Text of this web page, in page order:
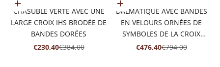
Ajouter au panier
CHASUBLE VERTE AVEC UNE
LARGE CROIX IHS BRODÉE DE
BANDES DORÉES
PRIX DE VENTE
€230,40PRIX NORMAL
€384,00
Ajouter au panier
DALMATIQUE AVEC BANDES
EN VELOURS ORNÉES DE
SYMBOLES DE LA CROIX
ROUGE
PRIX DE VENTE
€476,40PRIX NORMAL
€794,00